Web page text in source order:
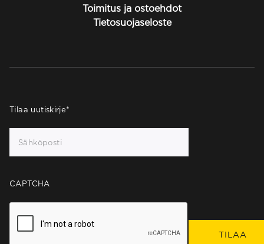
Toimitus ja ostoehdot
Tietosuojaseloste
Tilaa uutiskirje*
CAPTCHA